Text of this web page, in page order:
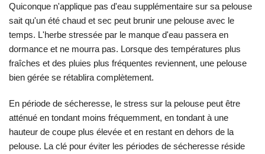
Quiconque n'applique pas d'eau supplémentaire sur sa pelouse
sait qu'un été chaud et sec peut brunir une pelouse avec le
temps. L'herbe stressée par le manque d'eau passera en
dormance et ne mourra pas. Lorsque des températures plus
fraîches et des pluies plus fréquentes reviennent, une pelouse
bien gérée se rétablira complètement.
En période de sécheresse, le stress sur la pelouse peut être
atténué en tondant moins fréquemment, en tondant à une
hauteur de coupe plus élevée et en restant en dehors de la
pelouse. La clé pour éviter les périodes de sécheresse réside